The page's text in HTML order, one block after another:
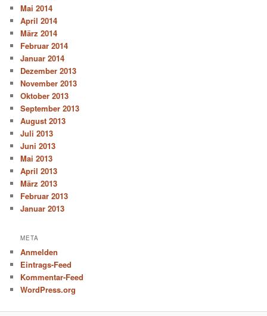
Mai 2014
April 2014
März 2014
Februar 2014
Januar 2014
Dezember 2013
November 2013
Oktober 2013
September 2013
August 2013
Juli 2013
Juni 2013
Mai 2013
April 2013
März 2013
Februar 2013
Januar 2013
META
Anmelden
Eintrags-Feed
Kommentar-Feed
WordPress.org